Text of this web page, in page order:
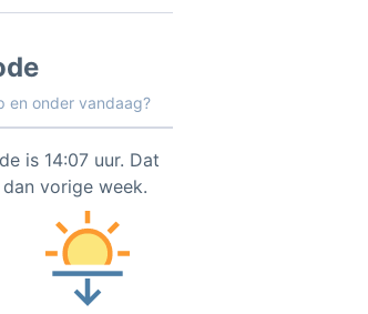
en onder vandaag?
is 14:07 uur. Dat
vorige week.